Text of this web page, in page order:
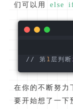
们可以用 else
// 第 1 层判断
在你的不断努力
要开始想了一下